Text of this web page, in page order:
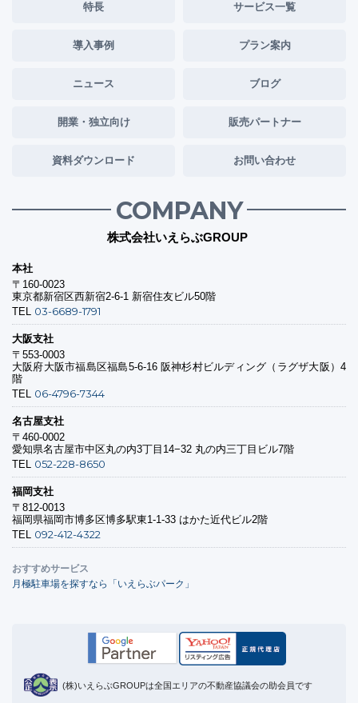
特長 サービス一覧
導入事例 プラン案内
ニュース ブログ
開業・独立向け 販売パートナー
資料ダウンロード お問い合わせ
COMPANY
株式会社いえらぶGROUP
本社
〒160-0023
東京都新宿区西新宿2-6-1 新宿住友ビル50階
TEL 03-6689-1791
大阪支社
〒553-0003
大阪府大阪市福島区福島5-6-16 阪神杉村ビルディング（ラグザ大阪）4
階
TEL 06-4796-7344
名古屋支社
〒460-0002
愛知県名古屋市中区丸の内3丁目14−32 丸の内三丁目ビル7階
TEL 052-228-8650
福岡支社
〒812-0013
福岡県福岡市博多区博多駅東1-1-33 はかた近代ビル2階
TEL 092-412-4322
おすすめサービス
月極駐車場を探すなら「いえらぶパーク」
(株)いえらぶGROUPは全国エリアの不動産協議会の助会員です